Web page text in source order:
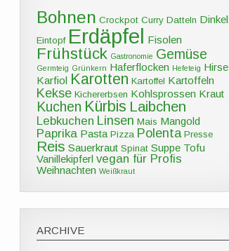
Bohnen Crockpot Curry Datteln Dinkel
Eintopf Erdäpfel Fisolen
Frühstück Gastronomie Gemüse
Germteig Grünkern Haferflocken Hefeteig Hirse
Karfiol Karotten Kartoffel Kartoffeln
Kekse Kichererbsen Kohlsprossen Kraut
Kuchen Kürbis Laibchen
Lebkuchen Linsen Mais Mangold
Paprika Pasta Pizza Polenta Presse
Reis Sauerkraut Spinat Suppe Tofu
Vanillekipferl vegan für Profis
Weihnachten Weißkraut
ARCHIVE